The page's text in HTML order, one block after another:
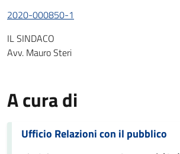
2020-000850-1
IL SINDACO
Avv. Mauro Steri
A cura di
Ufficio Relazioni con il pubblico